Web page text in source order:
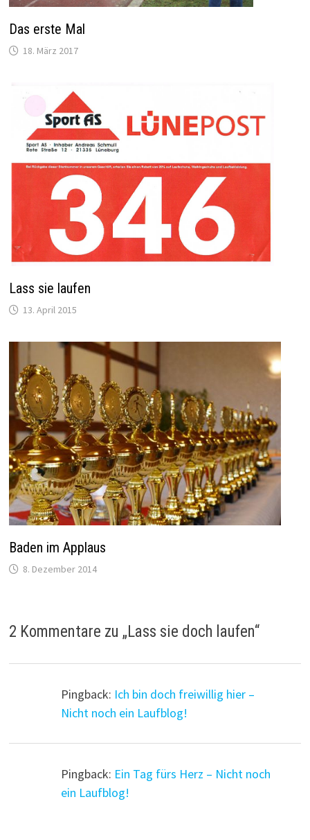
Das erste Mal
18. März 2017
Lass sie laufen
13. April 2015
Baden im Applaus
8. Dezember 2014
2 Kommentare zu „Lass sie doch laufen“
Pingback: Ich bin doch freiwillig hier –
Nicht noch ein Laufblog!
Pingback: Ein Tag fürs Herz – Nicht noch
ein Laufblog!